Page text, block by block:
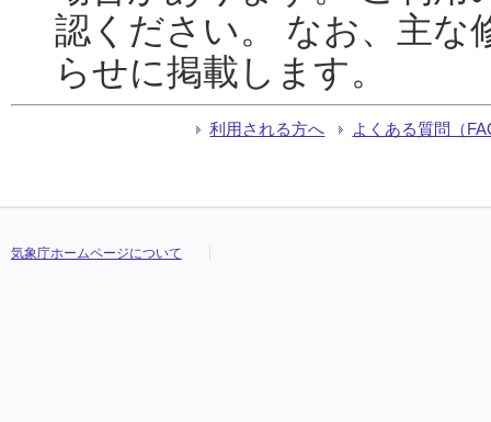
認ください。 なお、主な
らせに掲載します。
利用される方へ よくある質問（
気象庁ホームページについて